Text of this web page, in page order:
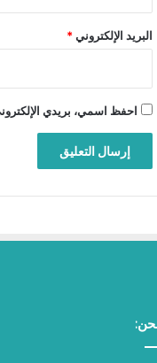
البريد الإلكتروني*
احفظ اسمي، بريدي